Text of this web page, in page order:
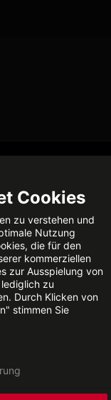
KONTAKT
senden
Cookies
zu verstehen und
Nutzung
die für den
kommerziellen
zur Ausspielung von
zu
Durch Klicken von
stimmen Sie